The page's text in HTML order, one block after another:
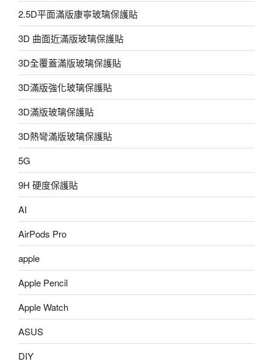
2.5D平面滿版康寧玻璃保護貼
3D 曲面近滿版玻璃保護貼
3D全覆蓋滿版玻璃保護貼
3D滿版強化玻璃保護貼
3D滿版玻璃保護貼
3D熱彎滿版玻璃保護貼
5G
9H 硬度保護貼
AI
AirPods Pro
apple
Apple Pencil
Apple Watch
ASUS
DIY